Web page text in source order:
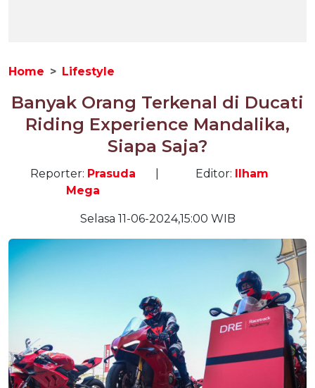
Home Lifestyle
Banyak Orang Terkenal di Ducati
Riding Experience Mandalika,
Siapa Saja?
Reporter: Prasuda
Mega
Editor: Ilham
Selasa 11-06-2024,15:00 WIB